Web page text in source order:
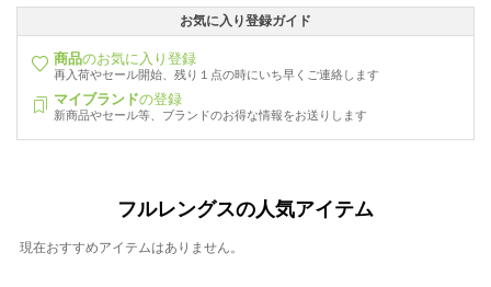
お気に入り登録ガイド
商品のお気に入り登録
再入荷やセール開始、残り１点の時にいち早くご連絡します
マイブランドの登録
新商品やセール等、ブランドのお得な情報をお送りします
フルレングスの人気アイテム
現在おすすめアイテムはありません。